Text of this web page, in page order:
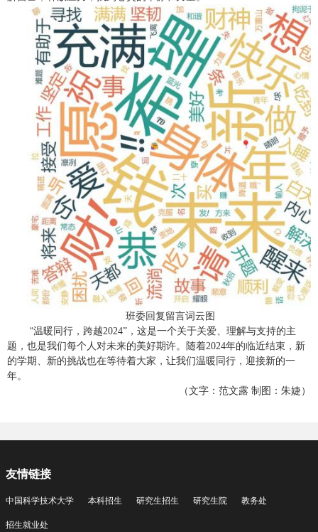
班委回复留言词云图
“温暖同行，跨越2024”，这是一个关于关爱、理解与支持的主
题，也是我们每个人对未来的美好期许。随着2024年的临近结束，新
的学期、新的挑战也在等待着大家，让我们温暖同行，迎接新的一
年。
（文字：范文露 制图：朱婕）
友情链接
中国科学技术大学 本科招生 研究生招生 研究生院 教务处
招生就业处